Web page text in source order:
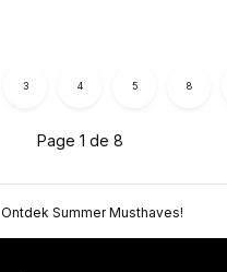
Page 1 de 8
3 4 5 8
Ontdek Summer Musthaves!